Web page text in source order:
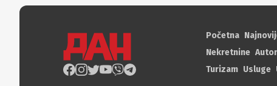
Početna
Nekretnine
Turizam Usluge